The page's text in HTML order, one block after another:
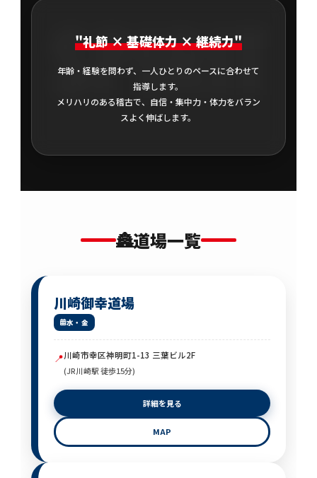
SPIRIT
"礼節 × 基礎体力 × 継続力"
年齢・経験を問わず、一人ひとりのペースに合わせて
指導します。
メリハリのある稽古で、自信・集中力・体力をバラン
スよく伸ばします。
🏯道場一覧
川崎御幸道場
水・金
📍川崎市幸区神明町1-13 三葉ビル2F
(JR川崎駅 徒歩15分)
詳細を見る
MAP